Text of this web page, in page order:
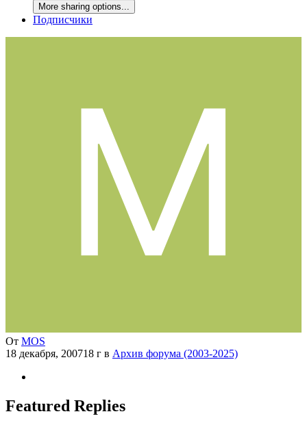
More sharing options...
Подписчики
От MOS
18 декабря, 200718 г в Архив форума (2003-2025)
Featured Replies